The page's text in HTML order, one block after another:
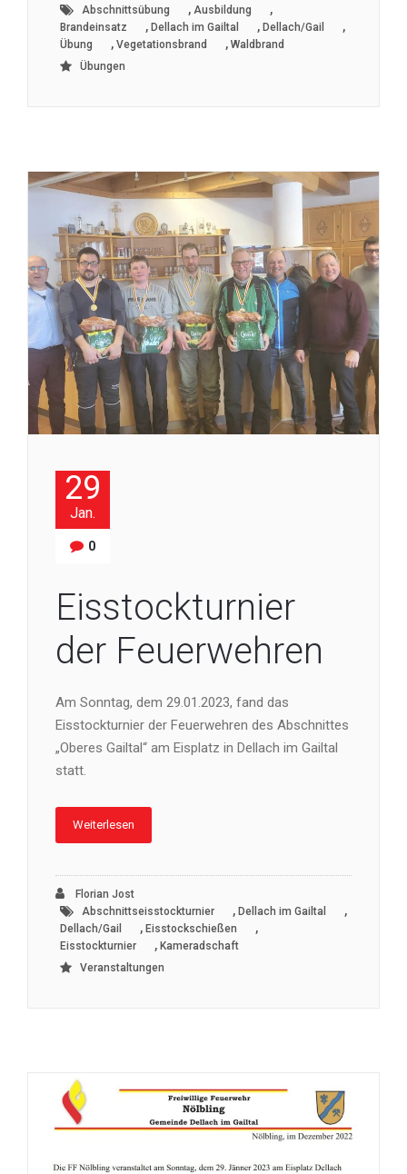
Abschnittsübung
, Ausbildung ,
Brandeinsatz , Dellach im Gailtal , Dellach/Gail ,
Übung , Vegetationsbrand , Waldbrand
Übungen
29
Jan.
0
Eisstockturnier
der Feuerwehren
Am Sonntag, dem 29.01.2023, fand das
Eisstockturnier der Feuerwehren des Abschnittes
„Oberes Gailtal“ am Eisplatz in Dellach im Gailtal
statt.
Weiterlesen
Florian Jost
Abschnittseisstockturnier
, Dellach im Gailtal ,
Dellach/Gail , Eisstockschießen ,
Eisstockturnier , Kameradschaft
Veranstaltungen